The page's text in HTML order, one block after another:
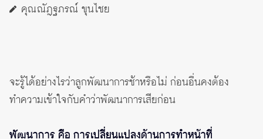
คุณณัฎฐภรณ์ ขุนไชย
จะรู้ได้อย่างไรว่าลูกพัฒนาการช้าหรือไม่ ก่อนอื่นคงต้อง
ทำความเข้าใจกับคำว่าพัฒนาการเสียก่อน
พัฒนาการ คือ การเปลี่ยนแปลงด้านการทำหน้าที่